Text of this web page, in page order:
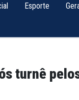
Esporte
turnê